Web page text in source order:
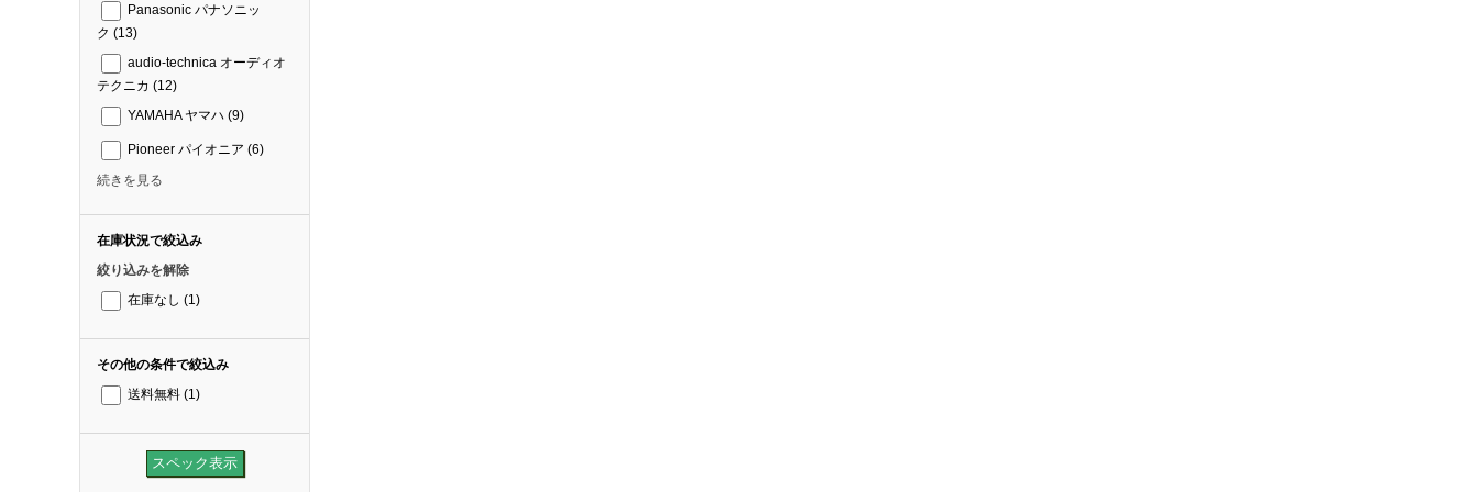
Panasonic パナソニッ
ク (13)
audio-technica オーディオ
テクニカ (12)
YAMAHA ヤマハ (9)
Pioneer パイオニア (6)
続きを見る
在庫状況で絞込み
絞り込みを解除
在庫なし (1)
その他の条件で絞込み
送料無料 (1)